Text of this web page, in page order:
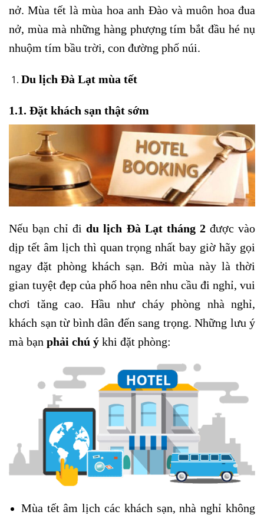
nở. Mùa tết là mùa hoa anh Đào và muôn hoa đua
nở, mùa mà những hàng phượng tím bắt đầu hé nụ
nhuộm tím bầu trời, con đường phố núi.
Du lịch Đà Lạt mùa tết
1.1. Đặt khách sạn thật sớm
Nếu bạn chỉ đidu lịch Đà Lạt tháng 2được vào
dịp tết âm lịch thì quan trọng nhất bay giờ hãy gọi
ngay đặt phòng khách sạn. Bởi mùa này là thời
gian tuyệt đẹp của phố hoa nên nhu cầu đi nghỉ, vui
chơi tăng cao. Hầu như cháy phòng nhà nghỉ,
khách sạn từ bình dân đến sang trọng. Những lưu ý
mà bạn phải chú ý khi đặt phòng:
Mùa tết âm lịch các khách sạn, nhà nghỉ không